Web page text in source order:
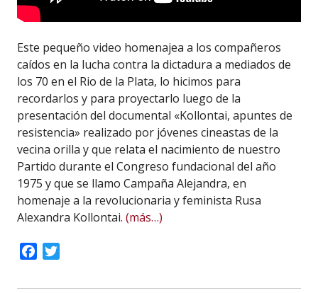
Este pequeño video homenajea a los compañeros
caídos en la lucha contra la dictadura a mediados de
los 70 en el Rio de la Plata, lo hicimos para
recordarlos y para proyectarlo luego de la
presentación del documental «Kollontai, apuntes de
resistencia» realizado por jóvenes cineastas de la
vecina orilla y que relata el nacimiento de nuestro
Partido durante el Congreso fundacional del año
1975 y que se llamo Campaña Alejandra, en
homenaje a la revolucionaria y feminista Rusa
Alexandra Kollontai. (más…)
Facebook